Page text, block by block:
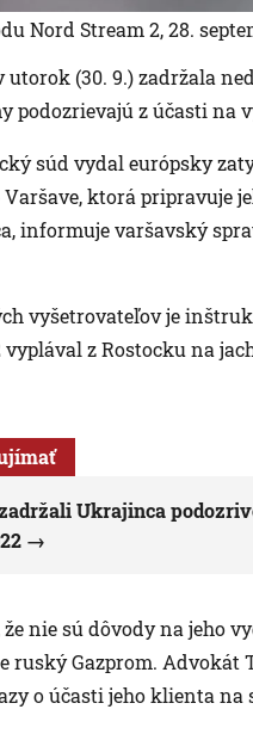
Nord Stream 2, 28.
utorok (30. 9.) zadržala
podozrievajú z účasti na
súd vydal európsky
ktorá pripravuje
informuje varšavský
vyšetrovateľov je
vyplával z Rostocku na
Ukrajinca
nie sú dôvody na jeho
ruský Gazprom. Advokát
o účasti jeho klienta na